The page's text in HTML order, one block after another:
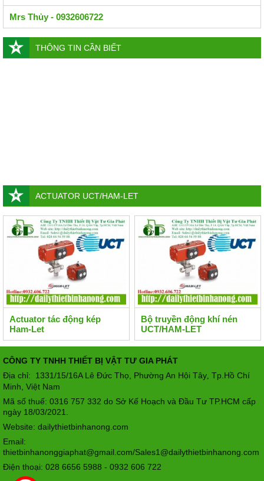
Mrs Thủy - 0932606722
THÔNG TIN CẦN BIẾT
ACTUATOR UCT/HAM-LET
Actuator tác động kép
Ham-Let
Bộ truyền động khí nén
UCT/HAM-LET
CÔNG TY TNHH THIẾT BỊ VẬT TƯ GIA PHÁT
Địa chỉ: 1331/15/16A Lê Đức Thọ, Phường An Hội Tây Tp.Hồ Chí
Minh, Việt Nam
Mã số thuế: 0316 757 332 do Sở Kế Hoạch và Đầu Tư TP.HCM cấp
ngày 18/03/2021.
Website: dailythietbinhanong.com
Email:
thietbinhanonggiaphat@gmail.com/Sales1@dailythietbinhanong.com
Điện thoại: 028 6656 5988 - 0932 606 722